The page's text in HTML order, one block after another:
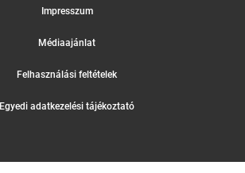
Impresszum
Médiaajánlat
Felhasználási feltételek
Egyedi adatkezelési tájékoztató